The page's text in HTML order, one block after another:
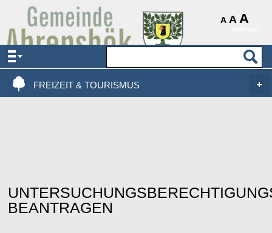
A A A
AKTUELLES & SERVICE
VERWALTUNG & POLITIK
FREIZEIT & TOURISMUS
BEANTRAGEN